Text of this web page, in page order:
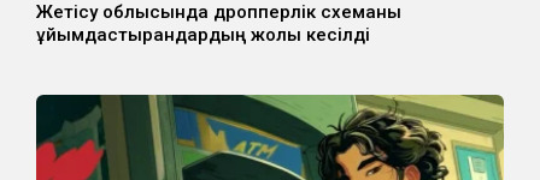
Жетісу облысында дропперлік схеманы
ұйымдастырғандардың жолы кесілді